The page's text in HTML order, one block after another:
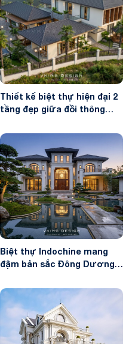
Thiết kế biệt thự hiện đại 2
tầng đẹp giữa đồi thông
Biệt thự Indochine mang
đậm bản sắc Đông Dương